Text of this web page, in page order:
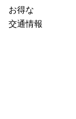
お得な
交通情報